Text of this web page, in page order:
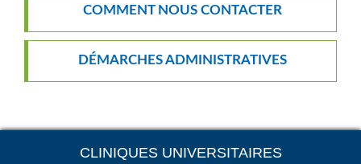
COMMENT NOUS CONTACTER
DÉMARCHES ADMINISTRATIVES
CLINIQUES UNIVERSITAIRES